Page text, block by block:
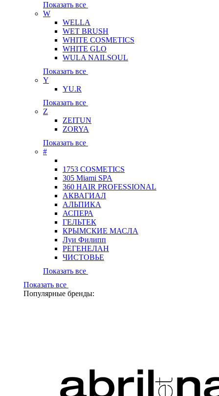
Показать все
W
WELLA
WET BRUSH
WHITE COSMETICS
WHITE GLO
WULA NAILSOUL
Показать все
Y
YU.R
Показать все
Z
ZEITUN
ZORYA
Показать все
#
1753 COSMETICS
305 Miami SPA
360 HAIR PROFESSIONAL
АКВАГИАЛ
АЛЬПИКА
АСПЕРА
ГЕЛЬТЕК
КРЫМСКИЕ МАСЛА
Луи Филипп
РЕГЕНЕЛАН
ЧИСТОВЬЕ
Показать все
Показать все
Популярные бренды: